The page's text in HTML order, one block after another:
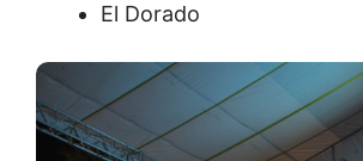
El Dorado